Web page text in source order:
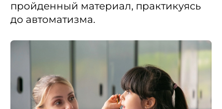
пройденный материал, практикуясь
до автоматизма.